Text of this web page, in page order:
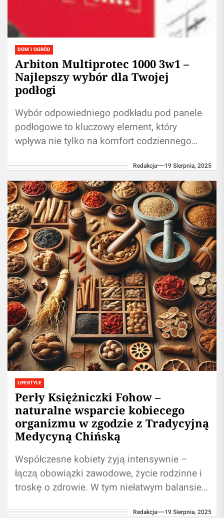
DOM I OGRÓD
Arbiton Multiprotec 1000 3w1 –
Najlepszy wybór dla Twojej
podłogi
Wybór odpowiedniego podkładu pod panele
podłogowe to kluczowy element, który
wpływa nie tylko na komfort codziennego
podłogi. Arbiton Multiprotec...Redakcja 19 Sierpnia, 2025
LIFESTYLE
Perły Księżniczki Fohow –
naturalne wsparcie kobiecego
organizmu w zgodzie z Tradycyjną
Medycyną Chińską
Współczesne kobiety żyją intensywnie –
łączą obowiązki zawodowe, życie rodzinne i
troskę o zdrowie. W tym niełatwym balansie
Redakcja 19 Sierpnia, 2025